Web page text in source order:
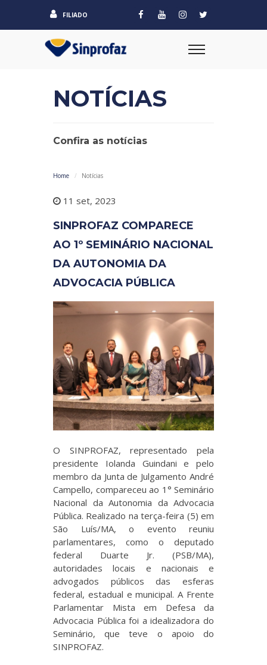
FILIADO
NOTÍCIAS
Confira as notícias
Home Notícias
11 set, 2023
SINPROFAZ COMPARECE
AO 1º SEMINÁRIO NACIONAL
DA AUTONOMIA DA
ADVOCACIA PÚBLICA
O SINPROFAZ, representado pela
presidente Iolanda Guindani e pelo
membro da Junta de Julgamento André
Campello, compareceu ao 1° Seminário
Nacional da Autonomia da Advocacia
Pública. Realizado na terça-feira (5) em
São Luís/MA, o evento reuniu
parlamentares, como o deputado
federal Duarte Jr. (PSB/MA),
autoridades locais e nacionais e
advogados públicos das esferas
federal, estadual e municipal. A Frente
Parlamentar Mista em Defesa da
Advocacia Pública foi a idealizadora do
Seminário, que teve o apoio do
SINPROFAZ.